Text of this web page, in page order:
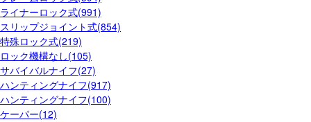
ライナーロック式(991)
スリップジョイント式(854)
特殊ロック式(219)
ロック機構なし(105)
サバイバルナイフ(27)
ハンティングナイフ(917)
ハンティングナイフ(100)
ケーパー(12)